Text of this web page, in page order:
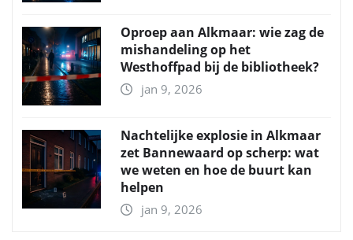
Oproep aan Alkmaar: wie zag de
mishandeling op het
Westhoffpad bij de bibliotheek?
jan 9, 2026
Nachtelijke explosie in Alkmaar
zet Bannewaard op scherp: wat
we weten en hoe de buurt kan
helpen
jan 9, 2026